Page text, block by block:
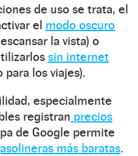
de uso se trata, el
el modo oscuro
la vista) o
sin internet
los viajes).
especialmente
registran precios
de Google permite
más baratas.